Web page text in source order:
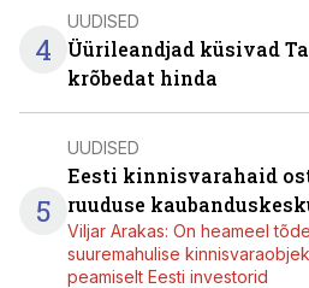
4
UUDISED
Üürileandjad küsivad
krõbedat hinda
5
UUDISED
Eesti kinnisvarahaid
ruuduse
Viljar Arakas: On heameel
suuremahulise
peamiselt Eesti investorid